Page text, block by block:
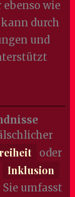
wie
kann durch
und
oder
Inklusion
umfasst